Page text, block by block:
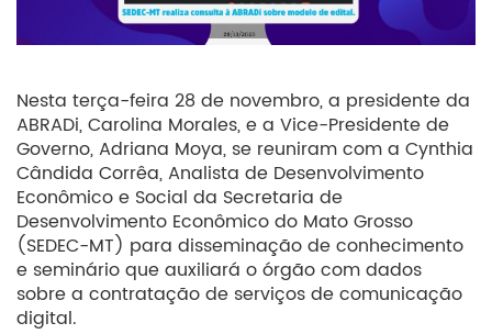
Nesta terça-feira 28 de novembro, a presidente da
ABRADi, Carolina Morales, e a Vice-Presidente de
Governo, Adriana Moya, se reuniram com a Cynthia
Cândida Corrêa, Analista de Desenvolvimento
Econômico e Social da Secretaria de
Desenvolvimento Econômico do Mato Grosso
(SEDEC-MT) para disseminação de conhecimento
e seminário que auxiliará o órgão com dados
sobre a contratação de serviços de comunicação
digital.